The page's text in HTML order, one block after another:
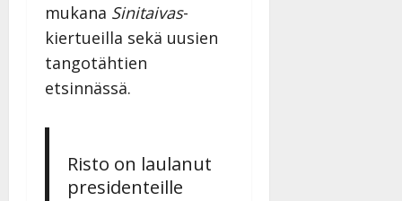
mukana Sinitaivas-
kiertueilla sekä uusien
tangotähtien
etsinnässä.
Risto on laulanut
presidenteille